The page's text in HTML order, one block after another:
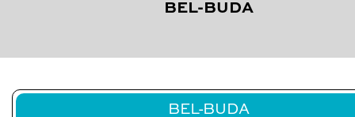
BEL-BUDA
BEL-BUDA